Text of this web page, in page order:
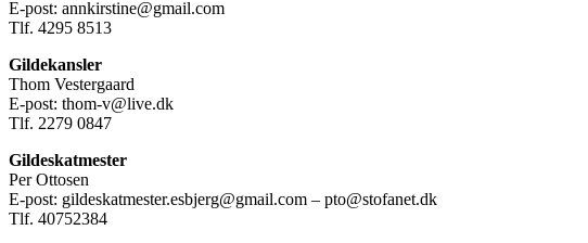
E-post: annkirstine@gmail.com
Tlf. 4295 8513
Gildekansler
Thom Vestergaard
E-post: thom-v@live.dk
Tlf. 2279 0847
Gildeskatmester
Per Ottosen
E-post: gildeskatmester.esbjerg@gmail.com – pto@stofanet.dk
Tlf. 40752384